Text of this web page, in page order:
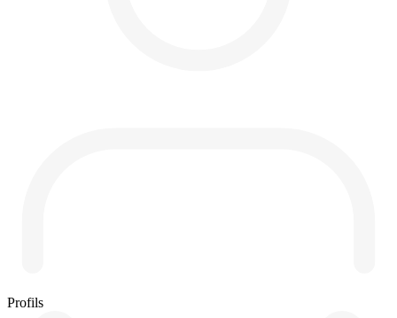
Profils